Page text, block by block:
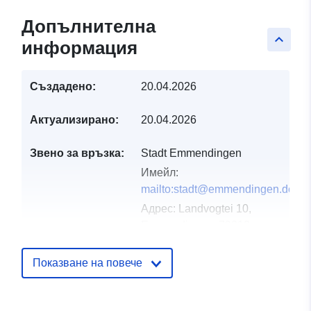
keyboard_arrow_up
Допълнителна
информация
Създадено: 20.04.2026
Актуализирано: 20.04.2026
Звено за връзка:
Stadt Emmendingen
Имейл:
mailto:stadt@emmendingen.de
Адрес:
Landvogtei 10,
URL адрес:
http://www.emmendingen.de
Показване на повече